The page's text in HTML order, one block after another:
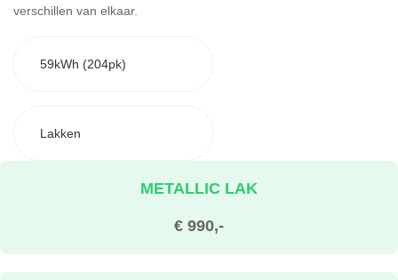
verschillen van elkaar.
59kWh (204pk)
Lakken
€ 990,-
METALLIC LAK